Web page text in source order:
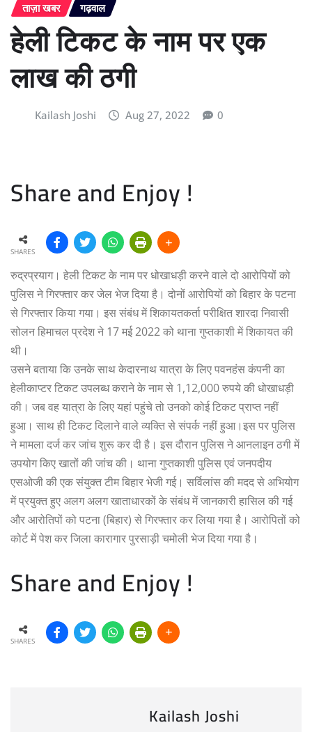
ताज़ा खबर गढ़वाल
हेली टिकट के नाम पर एक
लाख की ठगी
Kailash Joshi Aug 27, 2022 0
Share and Enjoy !
SHARES
रुद्रप्रयाग। हेली टिकट के नाम पर धोखाधड़ी करने वाले दो आरोपियों को
पुलिस ने गिरफ्तार कर जेल भेज दिया है। दोनों आरोपियों को बिहार के पटना
से गिरफ्तार किया गया। इस संबंध में शिकायतकर्ता परीक्षित शारदा निवासी
सोलन हिमाचल प्रदेश ने 17 मई 2022 को थाना गुप्तकाशी में शिकायत की
थी।
उसने बताया कि उनके साथ केदारनाथ यात्रा के लिए पवनहंस कंपनी का
हेलीकाप्टर टिकट उपलब्ध कराने के नाम से 1,12,000 रुपये की धोखाधड़ी
की। जब वह यात्रा के लिए यहां पहुंचे तो उनको कोई टिकट प्राप्त नहीं
हुआ। साथ ही टिकट दिलाने वाले व्यक्ति से संपर्क नहीं हुआ।इस पर पुलिस
ने मामला दर्ज कर जांच शुरू कर दी है। इस दौरान पुलिस ने आनलाइन ठगी में
उपयोग किए खातों की जांच की। थाना गुप्तकाशी पुलिस एवं जनपदीय
एसओजी की एक संयुक्त टीम बिहार भेजी गई। सर्विलांस की मदद से अभियोग
में प्रयुक्त हुए अलग अलग खाताधारकों के संबंध में जानकारी हासिल की गई
और आरोतिपों को पटना (बिहार) से गिरफ्तार कर लिया गया है। आरोपितों को
कोर्ट में पेश कर जिला कारागार पुरसाड़ी चमोली भेज दिया गया है।
Share and Enjoy !
SHARES
Kailash Joshi